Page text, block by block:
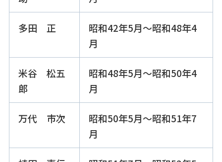
多田 正
昭和42年5月～昭和48年4
月
米谷 松五
郎
昭和48年5月～昭和50年4
月
万代 市次
昭和50年5月～昭和51年7
月